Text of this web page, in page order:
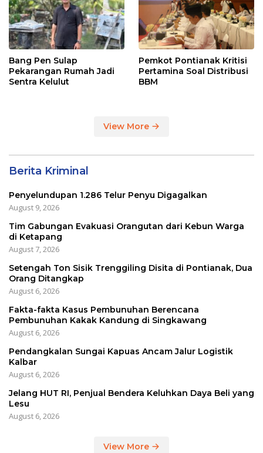
Bang Pen Sulap
Pekarangan Rumah Jadi
Sentra Kelulut
Pemkot Pontianak Kritisi
Pertamina Soal Distribusi
BBM
View More
Berita Kriminal
Penyelundupan 1.286 Telur Penyu Digagalkan
August 9, 2026
Tim Gabungan Evakuasi Orangutan dari Kebun Warga
di Ketapang
August 7, 2026
Setengah Ton Sisik Trenggiling Disita di Pontianak, Dua
Orang Ditangkap
August 6, 2026
Fakta-fakta Kasus Pembunuhan Berencana
Pembunuhan Kakak Kandung di Singkawang
August 6, 2026
Pendangkalan Sungai Kapuas Ancam Jalur Logistik
Kalbar
August 6, 2026
Jelang HUT RI, Penjual Bendera Keluhkan Daya Beli yang
Lesu
August 6, 2026
View More